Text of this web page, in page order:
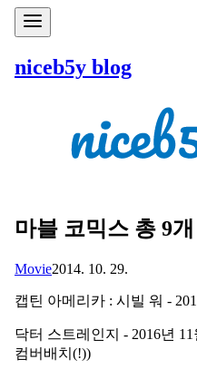
niceb5y blog
마블 코믹스 총 9
Movie2014. 10. 29.
캡틴 아메리카 : 시빌 워 -
닥터 스트레인지 - 2016년
컴버배치(!))